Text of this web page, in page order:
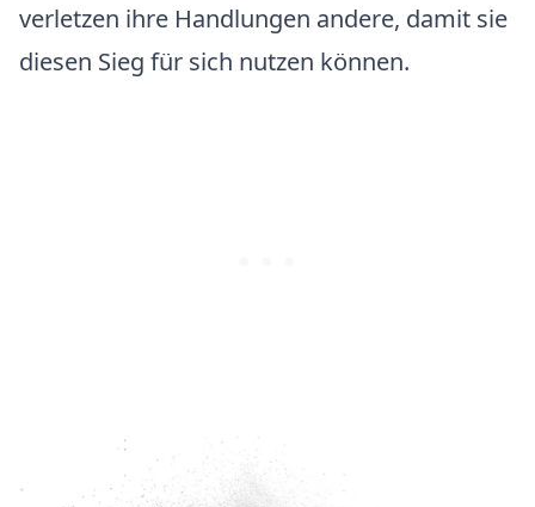
verletzen ihre Handlungen andere, damit sie
diesen Sieg für sich nutzen können.